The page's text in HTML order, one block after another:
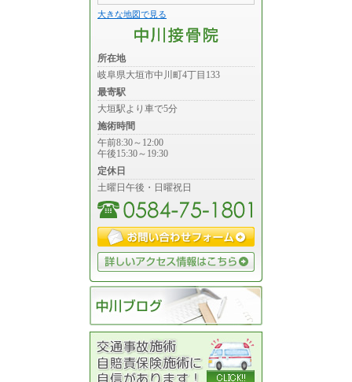
大きな地図で見る
所在地
岐阜県大垣市中川町4丁目133
最寄駅
大垣駅より車で5分
施術時間
午前8:30～12:00
午後15:30～19:30
定休日
土曜日午後・日曜祝日